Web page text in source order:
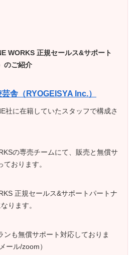
WORKS 正規セールス&サポート
のご紹介
舎（RYOGEISYA Inc.）
社に在籍していたスタッフで構成さ
の専売チームにて、販売と無償サ
ております。
正規セールス&サポートパートナ
ります。
ンも無償サポート対応しておりま
ール/zoom）